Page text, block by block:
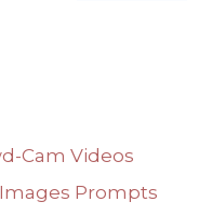
Cam Videos
Prompts